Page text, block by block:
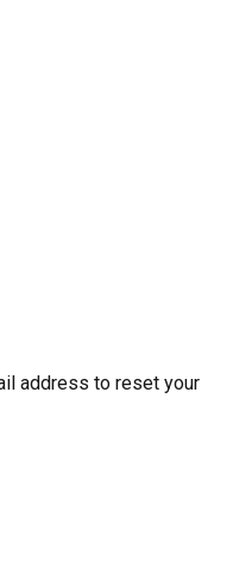
address to reset your